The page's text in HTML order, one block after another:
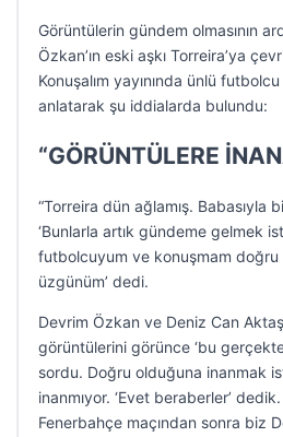
Görüntülerin gündem olmasının
Özkan’ın eski aşkı Torreira’ya
Konuşalım yayınında ünlü
anlatarak şu iddialarda bulundu:
“GÖRÜNTÜLERE
“Torreira dün ağlamış. Babasıyla
‘Bunlarla artık gündeme gelmek
futbolcuyum ve konuşmam doğru
üzgünüm’ dedi.
Devrim Özkan ve Deniz Can
görüntülerini görünce ‘bu
sordu. Doğru olduğuna inanmak
inanmıyor. ‘Evet beraberler’
Fenerbahçe maçından sonra biz